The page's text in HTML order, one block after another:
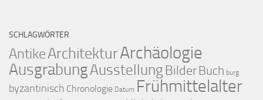
SCHLAGWÖRTER
AntikeArchitekturArchäologie
AusgrabungAusstellungBilder Buch burg
byzantinisch Chronologie Datum Frühmittelalter